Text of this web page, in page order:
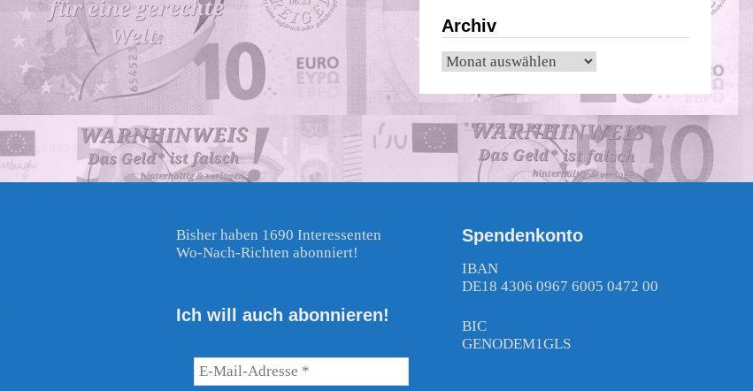
Archiv
Archiv
Bisher haben 1690 Interessenten
Wo-Nach-Richten abonniert!
Ich will auch abonnieren!
Spendenkonto
IBAN
DE18 4306 0967 6005 0472 00
BIC
GENODEM1GLS